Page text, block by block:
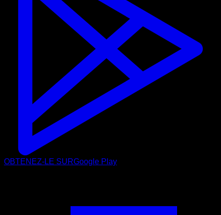
OBTENEZ-LE SURGoogle Play